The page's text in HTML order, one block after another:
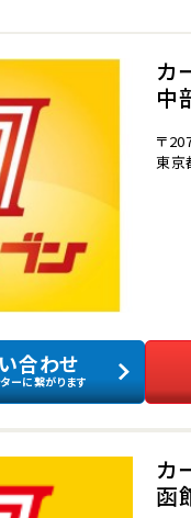
カ
中
〒
東京
合わせ
ーに繋がります
カ
函